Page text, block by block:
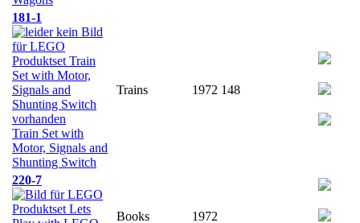
181-1
Train Set with
Motor, Signals and
Shunting Switch
Trains 1972 148
220-7
Books 1972